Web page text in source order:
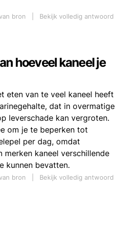
bron
Bekijk volledig antwoord
hoeveel kaneel je
eten van te veel kaneel heeft
dat in overmatige
leverschade kan vergroten.
om je te beperken tot
per dag, omdat
merken kaneel verschillende
kunnen bevatten.
bron
Bekijk volledig antwoord